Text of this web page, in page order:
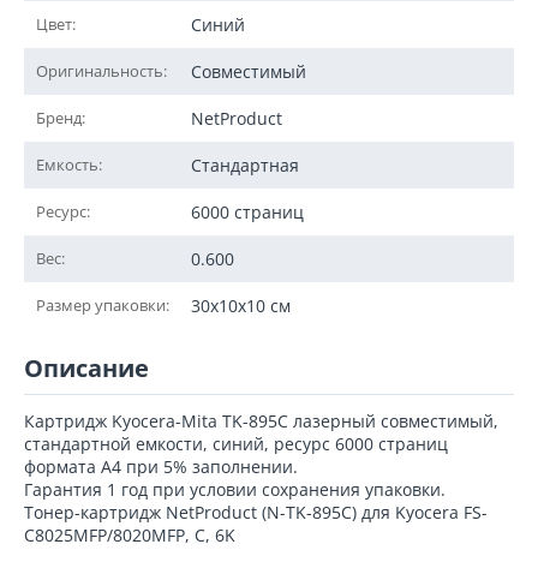
Цвет: Синий
Оригинальность: Совместимый
Бренд: NetProduct
Емкость: Стандартная
Ресурс: 6000 страниц
Вес: 0.600
Размер упаковки: 30x10x10 см
Описание
Картридж Kyocera-Mita TK-895C лазерный совместимый,
стандартной емкости, синий, ресурс 6000 страниц
формата А4 при 5% заполнении.
Гарантия 1 год при условии сохранения упаковки.
Тонер-картридж NetProduct (N-TK-895C) для Kyocera FS-
C8025MFP/8020MFP, C, 6K